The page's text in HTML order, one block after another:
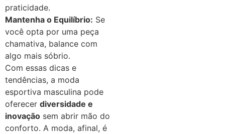
praticidade.
Mantenha o Equilíbrio: Se
você opta por uma peça
chamativa, balance com
algo mais sóbrio.
Com essas dicas e
tendências, a moda
esportiva masculina pode
oferecer diversidade e
inovação sem abrir mão do
conforto. A moda, afinal, é